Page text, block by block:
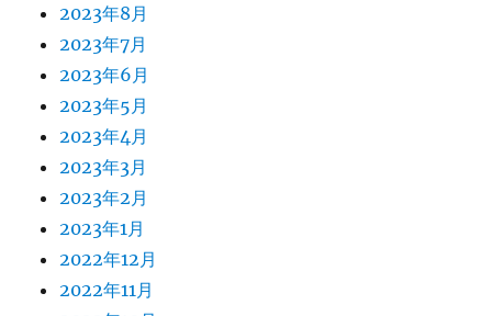
2023年8月
2023年7月
2023年6月
2023年5月
2023年4月
2023年3月
2023年2月
2023年1月
2022年12月
2022年11月